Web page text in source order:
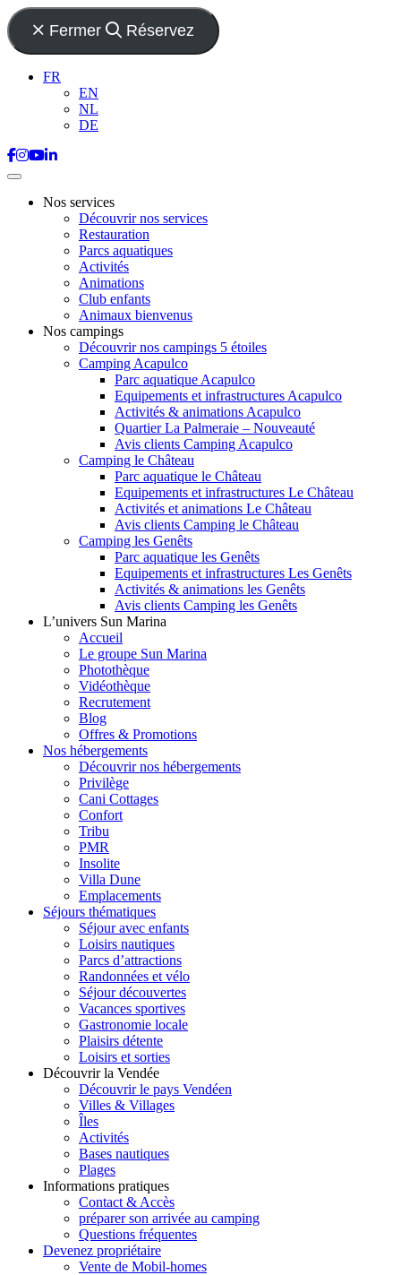
Fermer Réservez
FR
EN
NL
DE
Nos services
Découvrir nos services
Restauration
Parcs aquatiques
Activités
Animations
Club enfants
Animaux bienvenus
Nos campings
Découvrir nos campings 5 étoiles
Camping Acapulco
Parc aquatique Acapulco
Equipements et infrastructures Acapulco
Activités & animations Acapulco
Quartier La Palmeraie – Nouveauté
Avis clients Camping Acapulco
Camping le Château
Parc aquatique le Château
Equipements et infrastructures Le Château
Activités et animations Le Château
Avis clients Camping le Château
Camping les Genêts
Parc aquatique les Genêts
Equipements et infrastructures Les Genêts
Activités & animations les Genêts
Avis clients Camping les Genêts
L’univers Sun Marina
Accueil
Le groupe Sun Marina
Photothèque
Vidéothèque
Recrutement
Blog
Offres & Promotions
Nos hébergements
Découvrir nos hébergements
Privilège
Cani Cottages
Confort
Tribu
PMR
Insolite
Villa Dune
Emplacements
Séjours thématiques
Séjour avec enfants
Loisirs nautiques
Parcs d’attractions
Randonnées et vélo
Séjour découvertes
Vacances sportives
Gastronomie locale
Plaisirs détente
Loisirs et sorties
Découvrir la Vendée
Découvrir le pays Vendéen
Villes & Villages
Îles
Activités
Bases nautiques
Plages
Informations pratiques
Contact & Accès
préparer son arrivée au camping
Questions fréquentes
Devenez propriétaire
Vente de Mobil-homes